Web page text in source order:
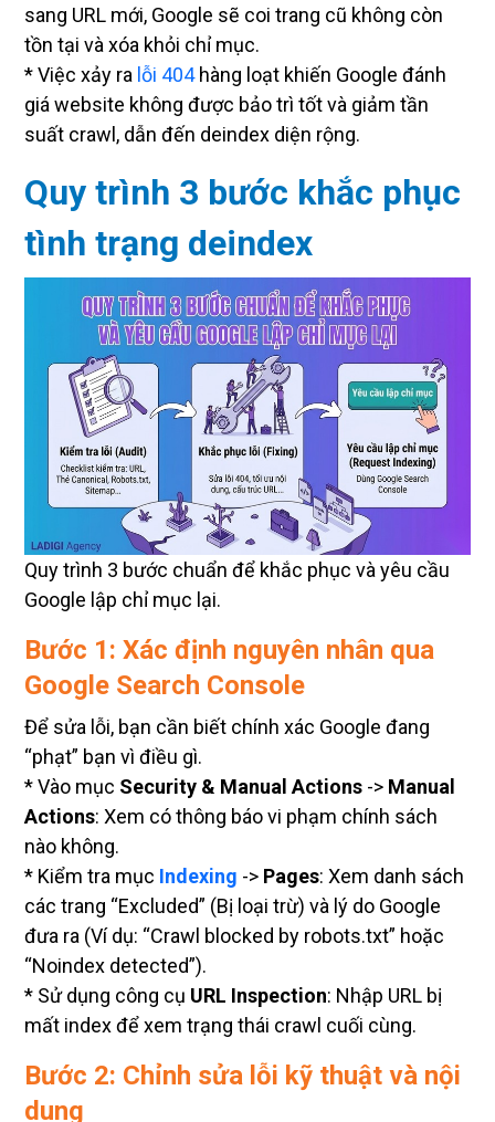
sang URL mới, Google sẽ coi trang cũ không còn
tồn tại và xóa khỏi chỉ mục.
* Việc xảy ra lỗi 404hàng loạt khiến Google đánh
giá website không được bảo trì tốt và giảm tần
suất crawl, dẫn đến deindex diện rộng.
Quy trình 3 bước khắc phục
tình trạng deindex
Quy trình 3 bước chuẩn để khắc phục và yêu cầu
Google lập chỉ mục lại.
Bước 1: Xác định nguyên nhân qua
Google Search Console
Để sửa lỗi, bạn cần biết chính xác Google đang
“phạt” bạn vì điều gì.
* Vào mục Security & Manual Actions -> Manual
Actions: Xem có thông báo vi phạm chính sách
nào không.
* Kiểm tra mục Indexing -> Pages: Xem danh sách
các trang “Excluded” (Bị loại trừ) và lý do Google
đưa ra (Ví dụ: “Crawl blocked by robots.txt” hoặc
“Noindex detected”).
* Sử dụng công cụ URL Inspection: Nhập URL bị
mất index để xem trạng thái crawl cuối cùng.
Bước 2: Chỉnh sửa lỗi kỹ thuật và nội
dung